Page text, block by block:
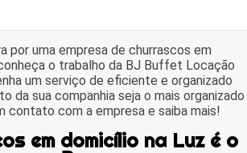
por uma empresa de churrascos em
o trabalho da BJ Buffet Locação
um serviço de eficiente e organizado
da sua companhia seja o mais organizado
contato com a empresa e saiba mais!
em domicílio na Luz é o